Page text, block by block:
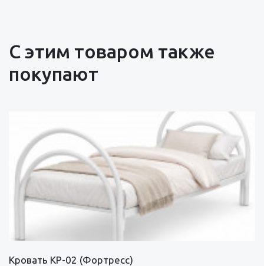
С этим товаром также
покупают
Кровать КР-02 (Фортресс)